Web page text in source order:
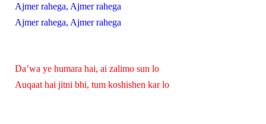
Ajmer rahega, Ajmer rahega
Ajmer rahega, Ajmer rahega
Da’wa ye humara hai, ai zalimo sun lo
Auqaat hai jitni bhi, tum koshishen kar lo